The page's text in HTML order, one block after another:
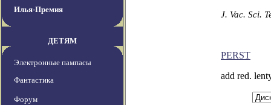
Илья-Премия
ДЕТЯМ
Электронные пампасы
Фантастика
Форум
J. Vac. Sci.
PERST
add red.